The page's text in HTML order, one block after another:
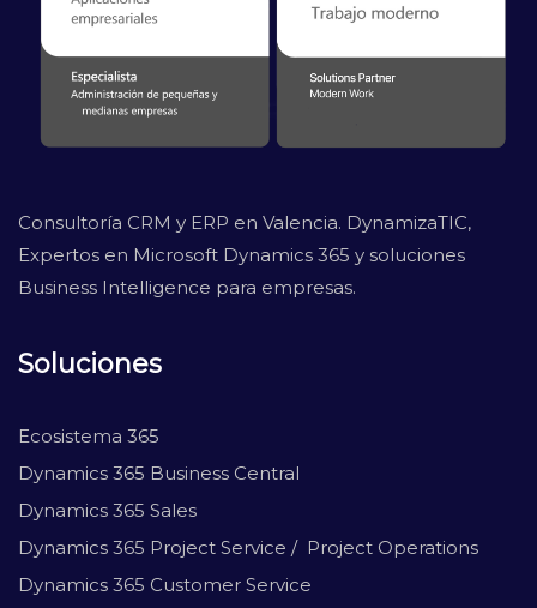
Consultoría CRM y ERP en Valencia. DynamizaTIC,
Expertos en Microsoft Dynamics 365 y soluciones
Business Intelligence para empresas.
Soluciones
Ecosistema 365
Dynamics 365 Business Central
Dynamics 365 Sales
Dynamics 365 Project Service / Project Operations
Dynamics 365 Customer Service